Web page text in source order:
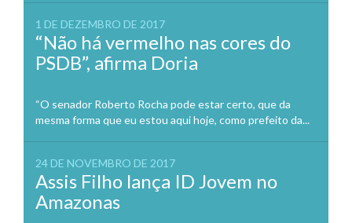
1 DE DEZEMBRO DE 2017
“Não há vermelho nas cores do
PSDB”, afirma Doria
“O senador Roberto Rocha pode estar certo, que da
mesma forma que eu estou aqui hoje, como prefeito da...
24 DE NOVEMBRO DE 2017
Assis Filho lança ID Jovem no
Amazonas